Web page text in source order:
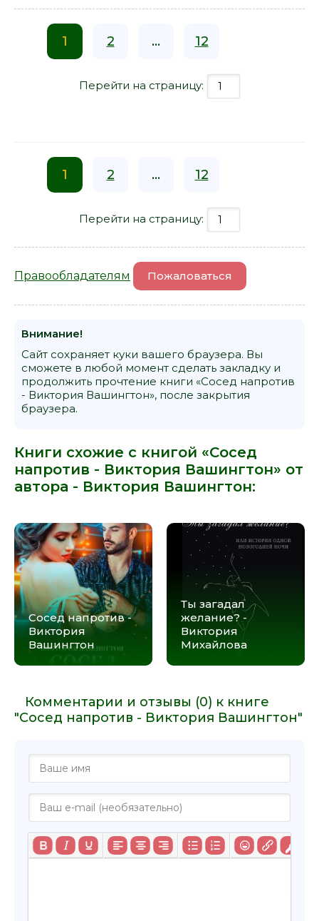
1 2 ... 12
Перейти на страницу:
1 2 ... 12
Перейти на страницу:
Правообладателям Пожаловаться
Внимание!
Сайт сохраняет куки вашего браузера. Вы
сможете в любой момент сделать закладку и
продолжить прочтение книги «Сосед напротив
- Виктория Вашингтон», после закрытия
браузера.
Книги схожие с книгой «Сосед
напротив - Виктория Вашингтон» от
автора - Виктория Вашингтон:
Сосед напротив -
Виктория
Вашингтон
Ты загадал
желание? -
Виктория
Михайлова
Комментарии и отзывы (0) к книге
"Сосед напротив - Виктория Вашингтон"